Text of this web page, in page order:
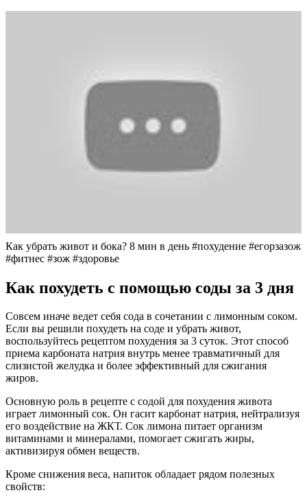
Как убрать живот и бока? 8 мин в день #похудение #егорзазож
#фитнес #зож #здоровье
Как похудеть с помощью соды за 3 дня
Совсем иначе ведет себя сода в сочетании с лимонным соком.
Если вы решили похудеть на соде и убрать живот,
воспользуйтесь рецептом похудения за 3 суток. Этот способ
приема карбоната натрия внутрь менее травматичный для
слизистой желудка и более эффективный для сжигания
жиров.
Основную роль в рецепте с содой для похудения живота
играет лимонный сок. Он гасит карбонат натрия, нейтрализуя
его воздействие на ЖКТ. Сок лимона питает организм
витаминами и минералами, помогает сжигать жиры,
активизируя обмен веществ.
Кроме снижения веса, напиток обладает рядом полезных
свойств: